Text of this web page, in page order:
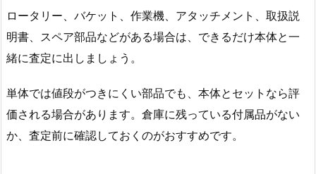
ロータリー、バケット、作業機、アタッチメント、取扱説
明書、スペア部品などがある場合は、できるだけ本体と一
緒に査定に出しましょう。
単体では値段がつきにくい部品でも、本体とセットなら評
価される場合があります。倉庫に残っている付属品がない
か、査定前に確認しておくのがおすすめです。